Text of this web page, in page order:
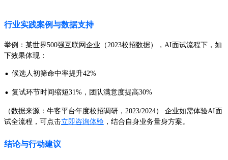
行业实践案例与数据支持
举例：某世界500强互联网企业（2023校招数据），AI面试流程下，如
下效果体现：
· 候选人初筛命中率提升42%
· 复试环节时间缩短31%，团队满意度提高30%
（数据来源：牛客平台年度校招调研，2023/2024） 企业如需体验AI面
试全流程，可点击立即咨询体验 ，结合自身业务量身方案。
结论与行动建议